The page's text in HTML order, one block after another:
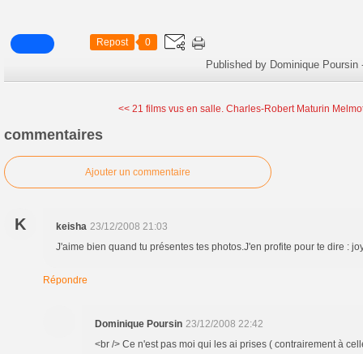
Repost 0
Published by Dominique Poursin
<< 21 films vus en salle. Charles-Robert Maturin
commentaires
Ajouter un commentaire
K keisha 23/12/2008 21:03
J'aime bien quand tu présentes tes photos.J'en profite pour te dire :
Répondre
Dominique Poursin 23/12/2008 22:42
<br /> Ce n'est pas moi qui les ai prises ( contrairement à